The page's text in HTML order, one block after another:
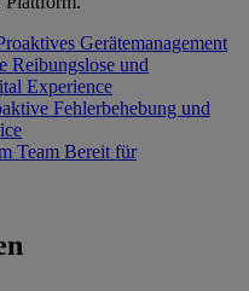
Gerätemanagement
Reibungslose und
Experience
Fehlerbehebung und
Team Bereit für